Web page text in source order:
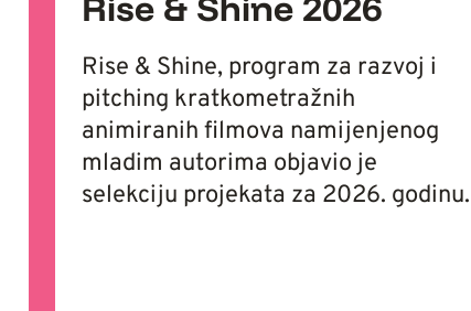
Rise & Shine, program za razvoj i
pitching kratkometražnih
animiranih filmova namijenjenog
mladim autorima objavio je
selekciju projekata za 2026. godinu.